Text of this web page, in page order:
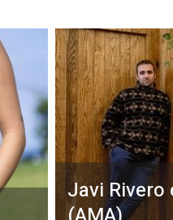
Javi Rivero